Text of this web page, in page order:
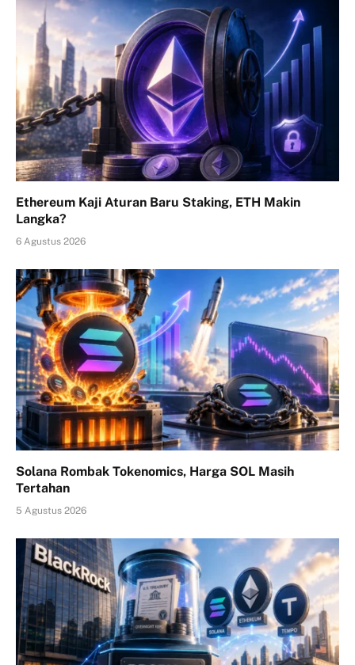
Ethereum Kaji Aturan Baru Staking, ETH Makin
Langka?
6 Agustus 2026
Solana Rombak Tokenomics, Harga SOL Masih
Tertahan
5 Agustus 2026